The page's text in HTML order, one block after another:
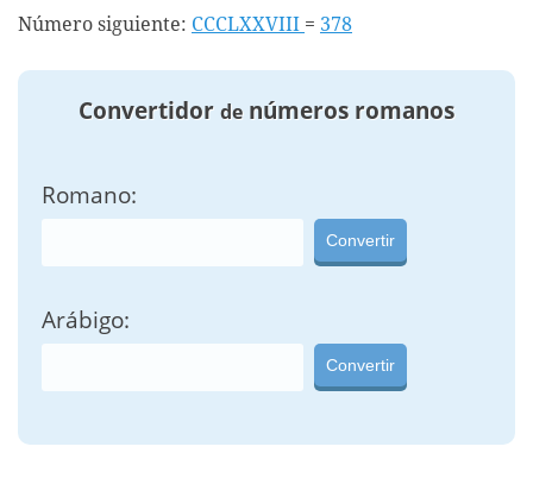
Número siguiente: CCCLXXVIII = 378
Convertidor de números romanos
Romano:
Convertir
Arábigo:
Convertir